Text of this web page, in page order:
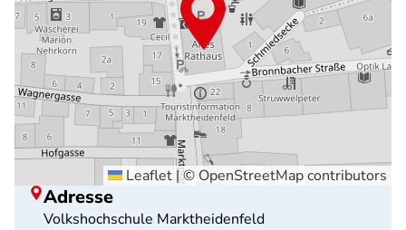
Leaflet |©OpenStreetMapcontributors
Adresse
Volkshochschule Marktheidenfeld